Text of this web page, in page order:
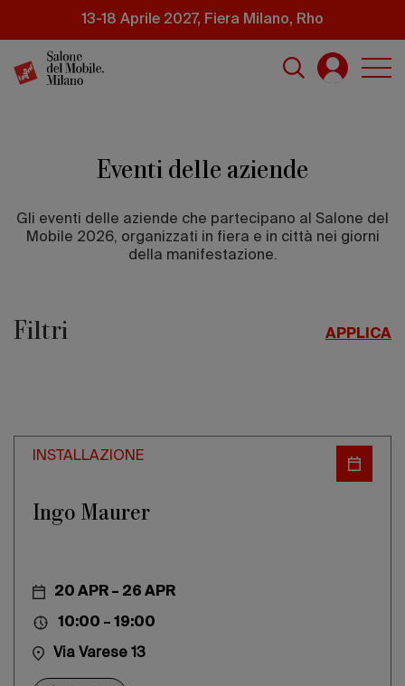
principale
13-18 Aprile 2027, Fiera Milano, Rho
Eventi delle aziende
Gli eventi delle aziende che partecipano al Salone del
Mobile 2026, organizzati in fiera e in città nei giorni
della manifestazione.
Filtri APPLICA
INSTALLAZIONE
Ingo Maurer
20 APR – 26 APR
10:00 – 19:00
Via Varese 13